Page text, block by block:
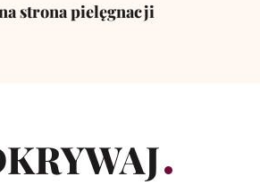
strona pielęgnacji